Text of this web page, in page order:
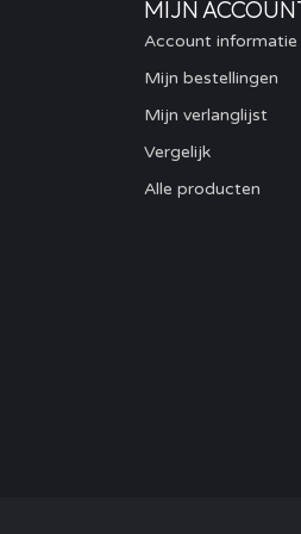
MIJN
Account informatie
Mijn bestellingen
Mijn verlanglijst
Vergelijk
Alle producten